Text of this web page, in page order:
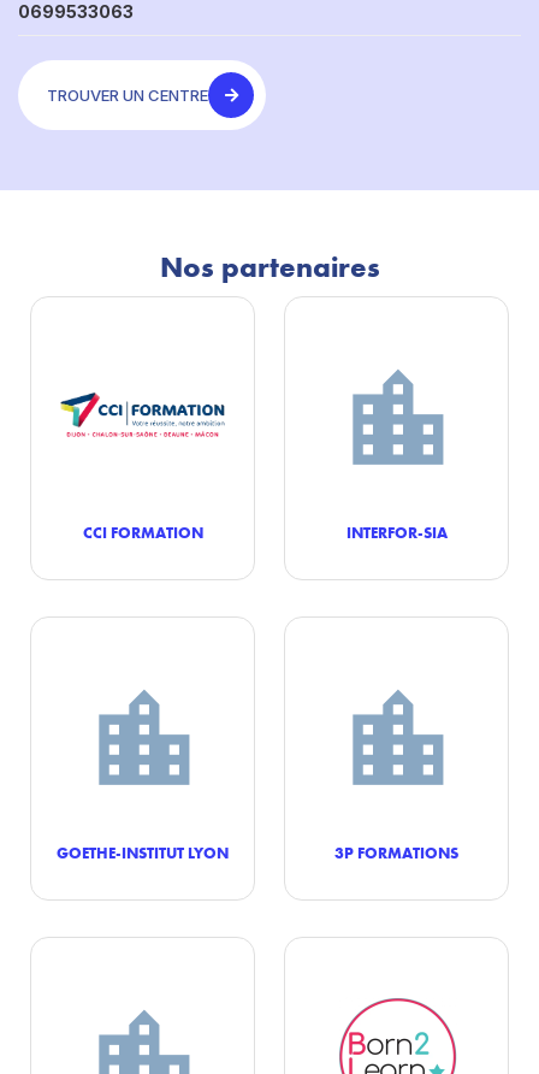
0699533063
TROUVER UN CENTRE
Nos partenaires
CCI FORMATION INTERFOR-SIA
GOETHE-INSTITUT LYON 3P FORMATIONS